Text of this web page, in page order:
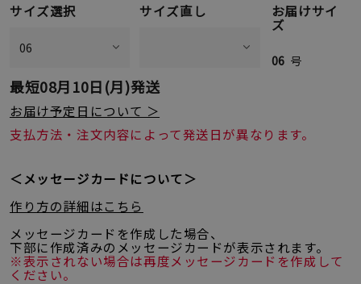
リングサイズ
在庫 在庫ありのみ すべて表示
サイズ選択 サイズ直し お届けサイ
ズ
06 号
最短08月10日(月)発送
お届け予定日について ＞
支払方法・注文内容によって発送日が異なります。
＜メッセージカードについて＞
作り方の詳細はこちら
メッセージカードを作成した場合、
下部に作成済みのメッセージカードが表示されます。
※表示されない場合は再度メッセージカードを作成して
ください。